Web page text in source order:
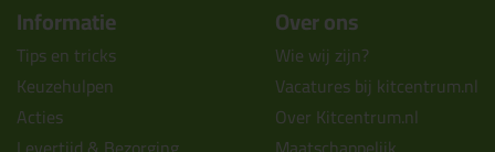
Informatie
Tips en tricks
Keuzehulpen
Acties
Over ons
Wie wij zijn?
Vacatures bij kitcentrum.nl
Over Kitcentrum.nl